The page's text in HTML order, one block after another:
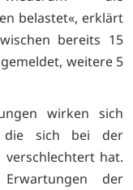
belastet«, erklärt
bereits 15
weitere 5
wirken sich
die sich bei der
hat.
der